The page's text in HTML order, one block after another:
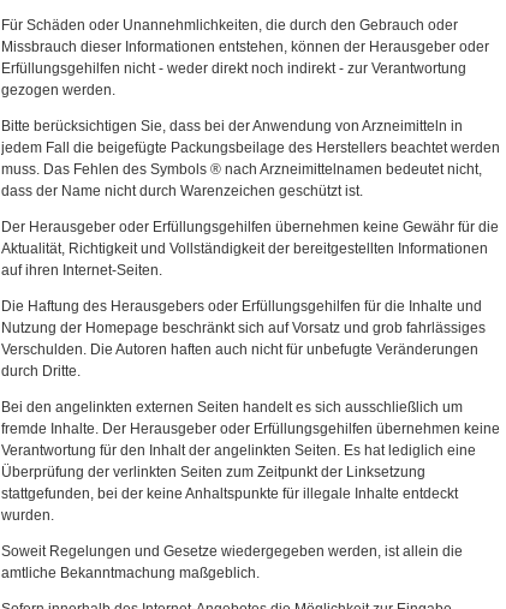
Für Schäden oder Unannehmlichkeiten, die durch den Gebrauch oder
Missbrauch dieser Informationen entstehen, können der Herausgeber oder
Erfüllungsgehilfen nicht - weder direkt noch indirekt - zur Verantwortung
gezogen werden.
Bitte berücksichtigen Sie, dass bei der Anwendung von Arzneimitteln in
jedem Fall die beigefügte Packungsbeilage des Herstellers beachtet werden
muss. Das Fehlen des Symbols ® nach Arzneimittelnamen bedeutet nicht,
dass der Name nicht durch Warenzeichen geschützt ist.
Der Herausgeber oder Erfüllungsgehilfen übernehmen keine Gewähr für die
Aktualität, Richtigkeit und Vollständigkeit der bereitgestellten Informationen
auf ihren Internet-Seiten.
Die Haftung des Herausgebers oder Erfüllungsgehilfen für die Inhalte und
Nutzung der Homepage beschränkt sich auf Vorsatz und grob fahrlässiges
Verschulden. Die Autoren haften auch nicht für unbefugte Veränderungen
durch Dritte.
Bei den angelinkten externen Seiten handelt es sich ausschließlich um
fremde Inhalte. Der Herausgeber oder Erfüllungsgehilfen übernehmen keine
Verantwortung für den Inhalt der angelinkten Seiten. Es hat lediglich eine
Überprüfung der verlinkten Seiten zum Zeitpunkt der Linksetzung
stattgefunden, bei der keine Anhaltspunkte für illegale Inhalte entdeckt
wurden.
Soweit Regelungen und Gesetze wiedergegeben werden, ist allein die
amtliche Bekanntmachung maßgeblich.